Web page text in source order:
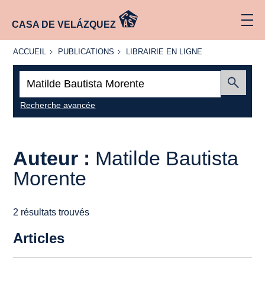
CASA DE VELÁZQUEZ
ACCUEIL
ACCUEIL PUBLICATIONS
PUBLICATIONS
LIBRAIRIE
LIBRAIRIE EN LIGNE
Recherche avancée
Auteur : Matilde Bautista
Morente
2 résultats trouvés
Articles